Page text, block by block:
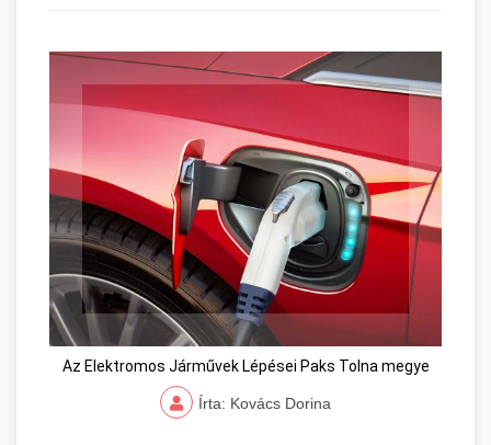
Az Elektromos Járművek Lépései Paks Tolna megye
Írta: Kovács Dorina